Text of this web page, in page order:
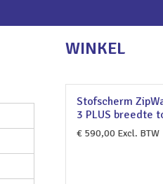
WINKEL
Stofscherm
3 PLUS breedte
€590,00Excl. BTW